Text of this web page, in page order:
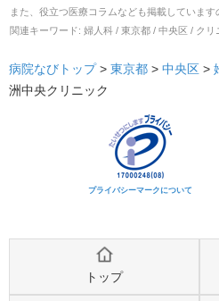
また、役立つ医療コラムなども掲載しています
関連キーワード: 婦人科 / 東京都 / 中央区 / クリ
病院なびトップ > 東京都 > 中央区 >
洲中央クリニック
プライバシーマークについて
トップ